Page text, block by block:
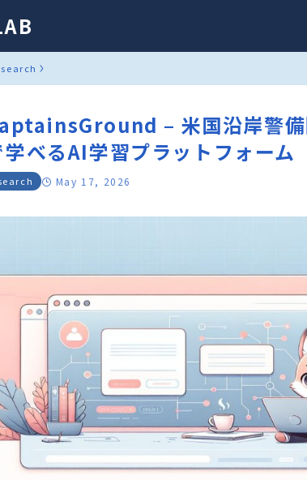
– 米国沿岸警備
学べるAI学習プラットフォーム
May 17, 2026